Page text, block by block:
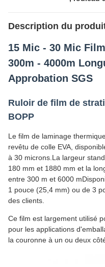
Description du
15 Mic - 30 Mic
300m - 4000m
Approbation SGS
Ruloir de film de
BOPP
Le film de laminage
revêtu de colle EVA,
à 30 microns.La largeur
180 mm et 1880 mm et la
entre 300 m et 6000
1 pouce (25,4 mm) ou de 3
des clients.
Ce film est largement utilisé
pour les applications
la couronne à un ou deux